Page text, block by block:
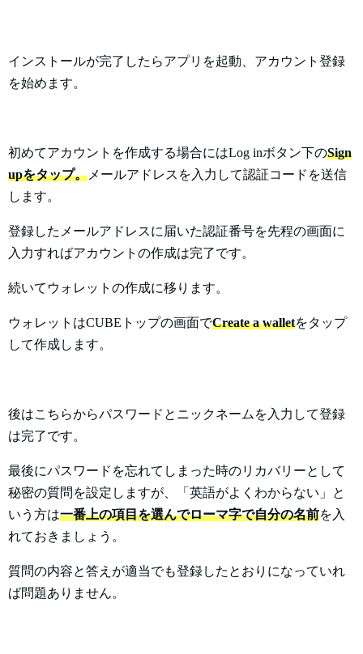
インストールが完了したらアプリを起動、アカウント登録
を始めます。
初めてアカウントを作成する場合にはLog inボタン下のSign
upをタップ。 メールアドレスを入力して認証コードを送信
します。
登録したメールアドレスに届いた認証番号を先程の画面に
入力すればアカウントの作成は完了です。
続いてウォレットの作成に移ります。
ウォレットはCUBEトップの画面でCreate a walletをタップ
して作成します。
後はこちらからパスワードとニックネームを入力して登録
は完了です。
最後にパスワードを忘れてしまった時のリカバリーとして
秘密の質問を設定しますが、「英語がよくわからない」と
いう方は一番上の項目を選んでローマ字で自分の名前を入
れておきましょう。
質問の内容と答えが適当でも登録したとおりになっていれ
ば問題ありません。